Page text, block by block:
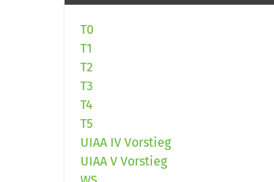
T0
T1
T2
T3
T4
T5
UIAA IV Vorstieg
UIAA V Vorstieg